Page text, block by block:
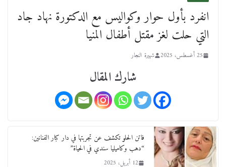
انفرد بأول حوار وكواليس مع الدكتورة نهاد جاد
التي حلت لغز مقتل أطفال المنيا
25 أغسطس، 2025 شهيرة النجار
شارك المقال
فاتن الحلو تكشف عن تجربتها في دار كبار الفنانين:
“دهب وكاميليا سندي في الحياة”
12 أبريل، 2025